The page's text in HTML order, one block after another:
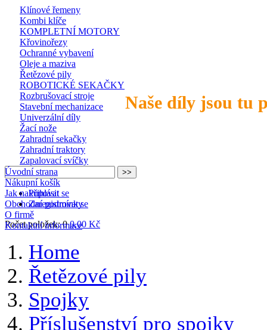
Naše díly jsou tu
Klínové řemeny
Kombi klíče
KOMPLETNÍ MOTORY
Křovinořezy
Ochranné vybavení
Oleje a maziva
Řetězové pily
ROBOTICKÉ SEKAČKY
Rozbrušovací stroje
Stavební mechanizace
Univerzální díly
Žací nože
Zahradní sekačky
Zahradní traktory
Zapalovací svíčky
Přihlásit se
Zaregistrovat se
Počet položek: 0 0,00 Kč
Úvodní strana
Nákupní košík
Jak nakupovat
Obchodní podmínky
O firmě
Kontaktní informace
Home
Řetězové pily
Spojky
Příslušenství pro spojky